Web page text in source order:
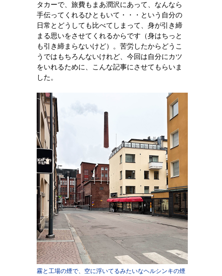
タカーで、旅費もまあ潤沢にあって、なんなら
手伝ってくれるひともいて・・・という自分の
日常とどうしても比べてしまって、身が引き締
まる思いをさせてくれるからです（身はちっと
も引き締まらないけど）。苦労したからどうこ
うではもちろんないけれど、今回は自分にカツ
をいれるために、こんな記事にさせてもらいま
した。
霧と工場の煙で、空に浮いてるみたいなヘルシンキの煙